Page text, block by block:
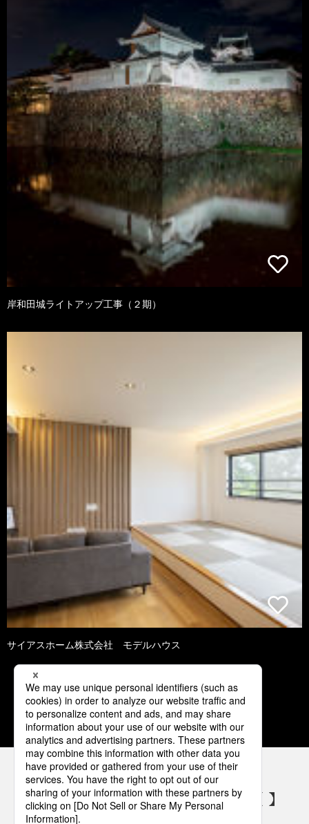
岸和田城ライトアップ工事（２期）
サイアスホーム株式会社 モデルハウス
1 2 3 4 5
パナソニックの電気設備 SNSアカウント